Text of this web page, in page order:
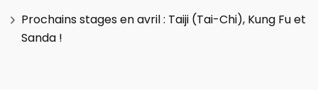
Prochains stages en avril : Taiji (Tai-Chi), Kung Fu et
Sanda !